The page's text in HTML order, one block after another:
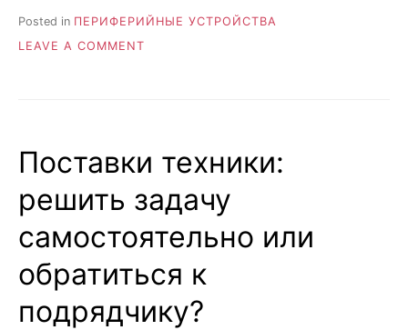
Posted in ПЕРИФЕРИЙНЫЕ УСТРОЙСТВА
LEAVE A COMMENT
ТАКИЕ
КОМПЛЕКТУЮЩИЕ?
Поставки техники:
решить задачу
самостоятельно или
обратиться к
подрядчику?